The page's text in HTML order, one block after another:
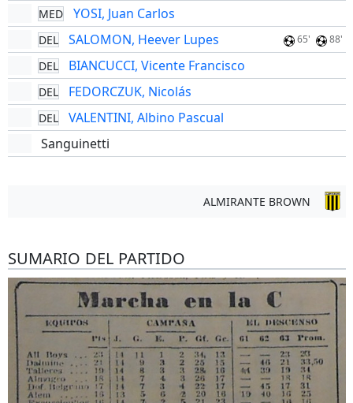
MED YOSI, Juan Carlos
DEL SALOMON, Heever Lupes 65' 88'
DEL BIANCUCCI, Vicente Francisco
DEL FEDORCZUK, Nicolás
DEL
VALENTINI, Albino Pascual
Sanguinetti
ALMIRANTE BROWN
SUMARIO DEL PARTIDO